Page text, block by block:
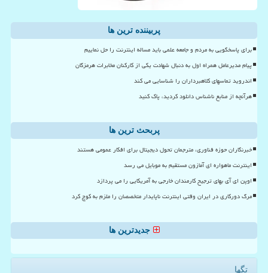
پربیننده ترین ها
برای پاسخگویی به مردم و جامعه علمی باید مساله اینترنت را حل نماییم
پیام مدیرعامل همراه اول به دنبال شهادت یکی از کارکنان مخابرات هرمزگان
اندروید تماسهای کلاهبرداران را شناسایی می کند
هرآنچه از منابع ناشناس دانلود کردید، پاک کنید
پربحث ترین ها
خبرنگاران حوزه فناوری، مترجمان تحول دیجیتال برای افکار عمومی هستند
اینترنت ماهواره ای آمازون مستقیم به موبایل می رسد
اوپن ای آی بهای ترجیح کارمندان خارجی به آمریکایی را می پردازد
مرگ دورکاری در ایران وقتی اینترنت ناپایدار متخصصان را ملزم به کوچ کرد
جدیدترین ها
تگها